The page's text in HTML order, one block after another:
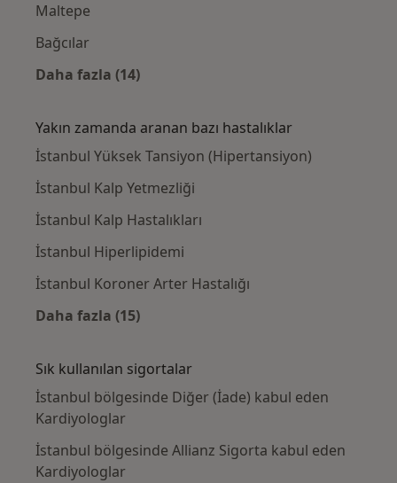
Maltepe
Bağcılar
Daha fazla (14)
Yakın zamanda aranan bazı hastalıklar
İstanbul Yüksek Tansiyon (Hipertansiyon)
İstanbul Kalp Yetmezliği
İstanbul Kalp Hastalıkları
İstanbul Hiperlipidemi
İstanbul Koroner Arter Hastalığı
Daha fazla (15)
Sık kullanılan sigortalar
İstanbul bölgesinde Diğer (İade) kabul eden
Kardiyologlar
İstanbul bölgesinde Allianz Sigorta kabul eden
Kardiyologlar